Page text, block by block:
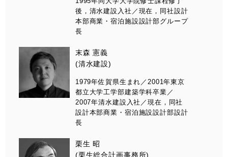
後，清水建設入社／現在，同社設計
本部商業・宿泊施設設計部グループ
長
末森 憲義
(清水建設)
1979年佐賀県生まれ／2001年東京
都立大学工学部建築学科卒業／
2007年清水建設入社／現在，同社
設計本部商業・宿泊施設設計部設計
長
栗生 昭
(栗生総合計画事務所)